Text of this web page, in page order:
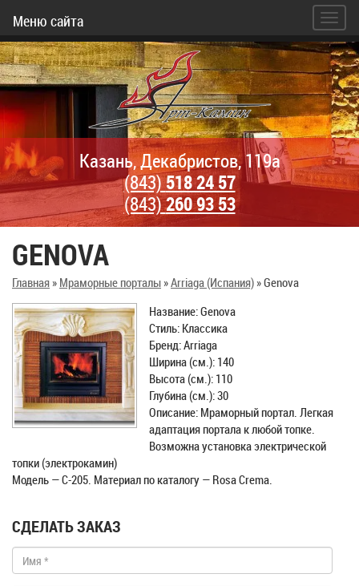
Меню сайта
Казань, Декабристов, 119а
(843)518 24 57
(843)260 93 53
GENOVA
Главная» Мраморные порталы»Arriaga (Испания)»Genova
Название: Genova
Стиль: Классика
Бренд: Arriaga
Ширина (см.): 140
Высота (см.): 110
Глубина (см.): 30
Описание: Мраморный портал. Легкая
адаптация портала к любой топке.
Возможна установка электрической
топки (электрокамин)
Модель — С-205. Материал по каталогу — Rosa Crema.
СДЕЛАТЬ ЗАКАЗ